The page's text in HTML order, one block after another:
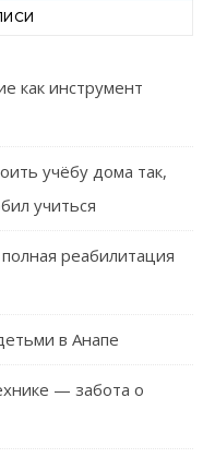
как инструмент
учёбу дома так,
учиться
реабилитация
в Анапе
— забота о